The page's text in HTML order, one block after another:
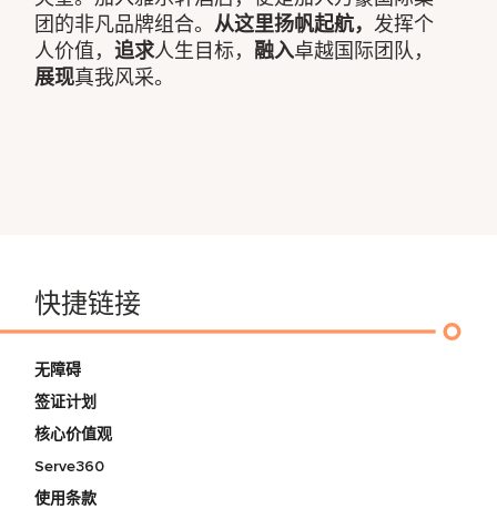
团的非凡品牌组合。从这里扬帆起航，发挥个
人价值，追求人生目标， 融入卓越国际团队，
展现真我风采。
快捷链接
无障碍
签证计划
核心价值观
Serve360
使用条款